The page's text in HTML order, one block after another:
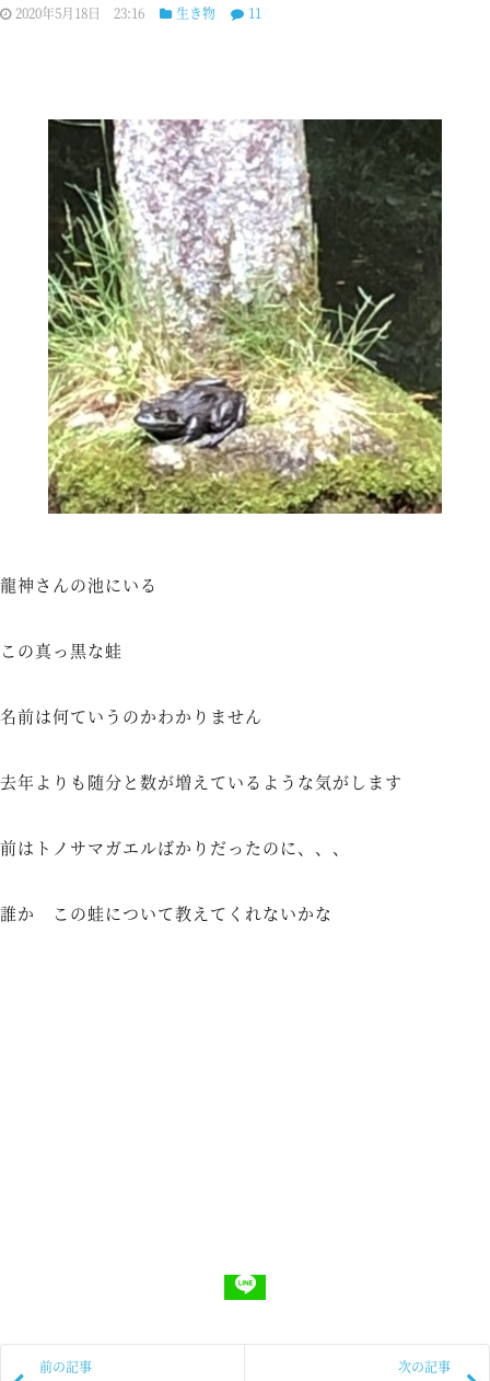
2020年5月18日 23:16 生き物 11
龍神さんの池にいる
この真っ黒な蛙
名前は何ていうのかわかりません
去年よりも随分と数が増えているような気がします
前はトノサマガエルばかりだったのに、、、
誰か この蛙について教えてくれないかな
前の記事 次の記事